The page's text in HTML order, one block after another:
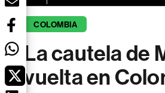
COLOMBIA
La cautela de
vuelta en